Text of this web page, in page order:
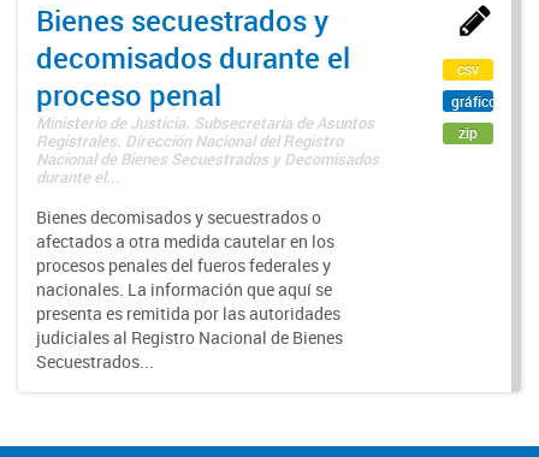
Bienes secuestrados y
decomisados durante el
proceso penal
Ministerio de Justicia. Subsecretaría de Asuntos
Registrales. Dirección Nacional del Registro
Nacional de Bienes Secuestrados y Decomisados
durante el...
Bienes decomisados y secuestrados o
afectados a otra medida cautelar en los
procesos penales del fueros federales y
nacionales. La información que aquí se
presenta es remitida por las autoridades
judiciales al Registro Nacional de Bienes
Secuestrados...
csv
gráfico
zip